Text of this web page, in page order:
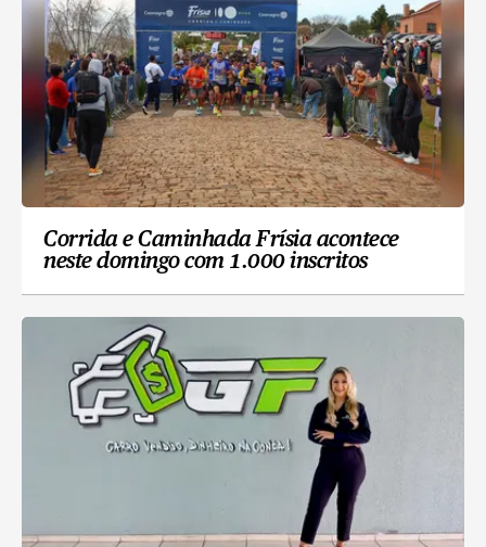
Corrida e Caminhada Frísia acontece
neste domingo com 1.000 inscritos